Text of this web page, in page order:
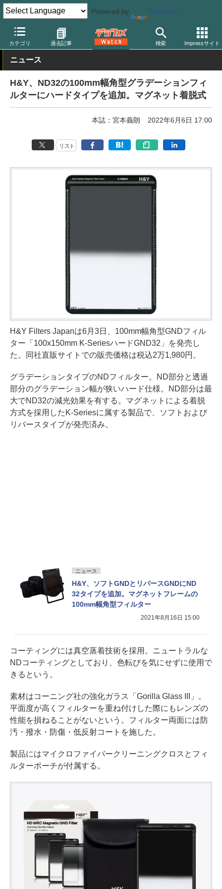
Powered by Translate
カテゴリ 過去記事 検索 Impressサイト
デジカメ Watch レンズ レンズフィルター その他
ニュース
H&Y、ND32の100mm幅角型グラデーションフィ
ルターにハードタイプを追加。マグネット着脱式
本誌：宮本義朗 2022年6月6日 17:00
リスト
H&Y Filters Japanは6月3日、100mm幅角型GNDフィル
ター「100x150mm K-SeriesハードGND32」を発売し
た。同社直販サイトでの販売価格は税込2万1,980円。
グラデーションタイプのNDフィルター。ND部分と透過
部分のグラデーション幅が狭いハード仕様。ND部分は最
大でND32の減光効果を有する。マグネットによる着脱
方式を採用したK-Seriesに属する製品で、ソフトおよび
リバースタイプが発売済み。
ニュース
H&Y、ソフトGNDとリバースGNDにND
32タイプを追加。マグネットフレームの
100mm幅角型フィルター
2021年8月16日 15:00
コーティングには真空蒸着技術を採用。ニュートラルな
NDコーティングとしており、色転びを気にせずに使用で
きるという。
素材はコーニング社の強化ガラス「Gorilla Glass III」。
平面度が高くフィルターを重ね付けした際にもレンズの
性能を損ねることがないという。フィルター両面には防
汚・撥水・防傷・低反射コートを施した。
製品にはマイクロファイバークリーニングクロスとフィ
ルターポーチが付属する。